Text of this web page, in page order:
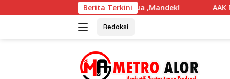
ke
Berita Terkini
Masuk TA Ke Dua ,Mandek! AAK Minta Polres
Redaksi